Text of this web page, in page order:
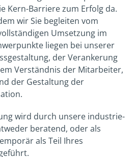
Kern-Barriere zum Erfolg da.
wir Sie begleiten vom
Umsetzung im
liegen bei unserer
der Verankerung
Verständnis der Mitarbeiter,
der Gestaltung der
wird durch unsere industrie-
beratend, oder als
als Teil Ihres